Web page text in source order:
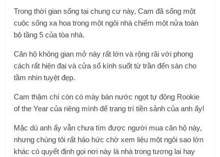
Trong thời gian sống tại chung cư này, Cam đã sống một
cuộc sống xa hoa trong một ngôi nhà chiếm một nửa toàn
bộ tầng 5 của tòa nhà.
Căn hộ không gian mở này rất lớn và rộng rãi với phong
cách rất hiện đại và cửa sổ kính suốt từ trần đến sàn cho
tầm nhìn tuyệt đẹp.
Cam thậm chí còn có máy bán nước ngọt tự động Rookie
of the Year của riêng mình để trang trí tiền sảnh của anh ấy!
Mặc dù anh ấy vẫn chưa tìm được người mua căn hộ này,
nhưng chúng tôi rất háo hức chờ xem liệu một ngôi sao lớn
khác có quyết định gọi nơi này là nhà trong tương lai hay